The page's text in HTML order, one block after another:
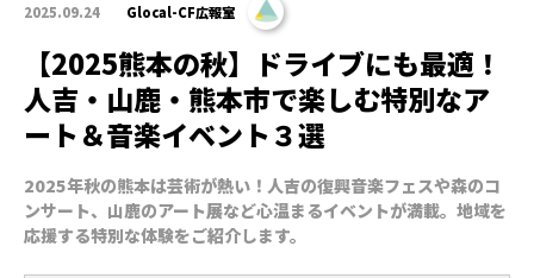
2025.09.24 Glocal-CF広報室
【2025熊本の秋】ドライブにも最適！
人吉・山鹿・熊本市で楽しむ特別なア
ート＆音楽イベント３選
2025年秋の熊本は芸術が熱い！人吉の復興音楽フェスや森のコ
ンサート、山鹿のアート展など心温まるイベントが満載。地域を
応援する特別な体験をご紹介します。